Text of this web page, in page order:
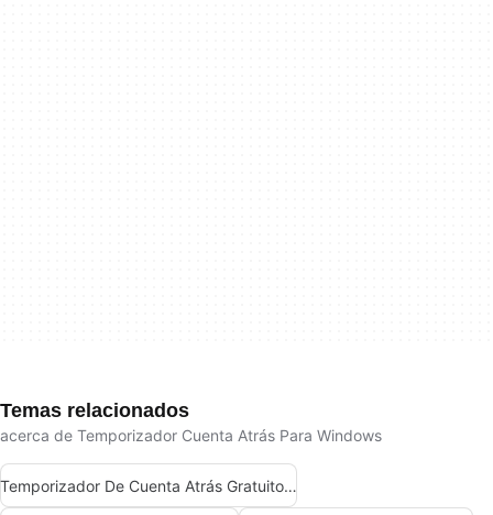
Temas relacionados
acerca de Temporizador Cuenta Atrás Para Windows
Temporizador De Cuenta Atrás Gratuito Para Windows